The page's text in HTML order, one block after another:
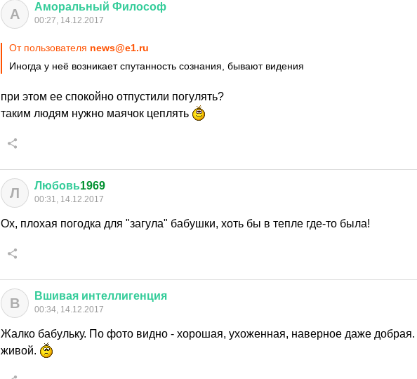
А Аморальный Философ
00:27, 14.12.2017
От пользователя news@e1.ru
Иногда у неё возникает спутанность сознания, бывают видения
при этом ее спокойно отпустили погулять?
таким людям нужно маячок цеплять
Л Любовь1969
00:31, 14.12.2017
Ох, плохая погодка для "загула" бабушки, хоть бы в тепле где-то была!
В Вшивая интеллигенция
00:34, 14.12.2017
Жалко бабульку. По фото видно - хорошая, ухоженная, наверное даже добрая.
живой.